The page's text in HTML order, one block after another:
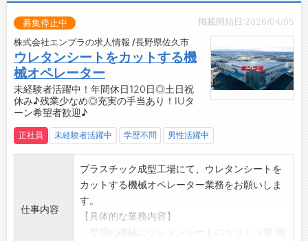
業務において努力と挑戦を続けることができる
・プラスチックに興味がある方や、プラスチッ
クのプロを目指す方にとって、理想的な環境が
整っています。
・自身の成長が、会社の成長につながります◎
【やりがい】
◆生活必需品の製造に貢献できる！
・日々の生活に欠かせないプラスチック製品の
・業務を通じて、社会全体に貢献している実感
を得られます♪
◆製品への思い入れ！
・「この製品がどんな商品となり、どのような
掲載開始日:2026/04/05
募集停止中
株式会社エンプラの求人情報 /長野県佐久市
ウレタンシートをカットする機
械オペレーター
未経験者活躍中！年間休日120日◎土日祝
休み♪残業少なめ◎充実の手当あり！IUタ
ーン希望者歓迎♪
正社員 未経験者活躍中 学歴不問 男性活躍中
仕事内容
プラスチック成型工場にて、ウレタンシートを
カットする機械オペレーター業務をお願いしま
す。
【具体的な業務内容】